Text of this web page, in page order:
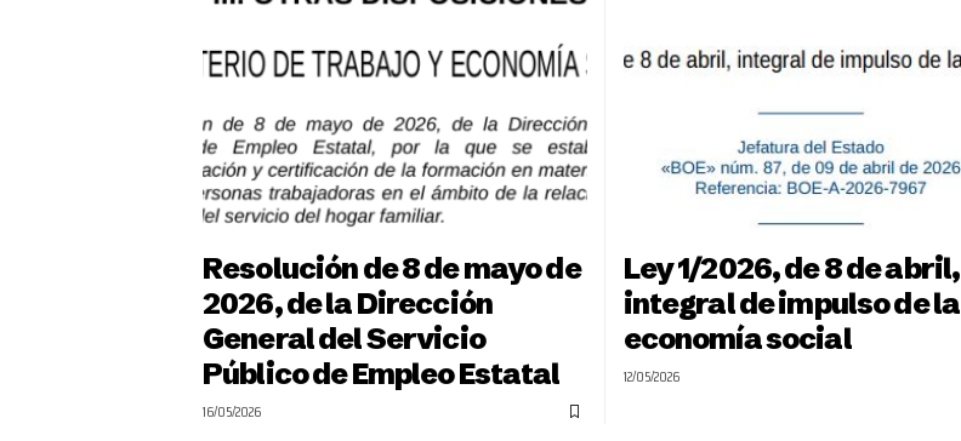
Resolución de 8 de mayo de
2026, de la Dirección
General del Servicio
Público de Empleo Estatal
16/05/2026
Ley 1/2026, de 8 de abril,
integral de impulso de la
economía social
12/05/2026